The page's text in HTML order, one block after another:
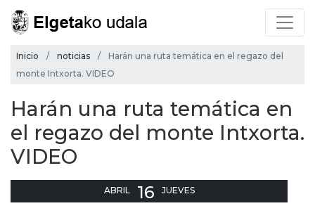
Inicio noticias
Harán una ruta temática en el regazo del
monte Intxorta. VIDEO
Harán una ruta temática en
el regazo del monte Intxorta.
VIDEO
ABRIL 16 JUEVES